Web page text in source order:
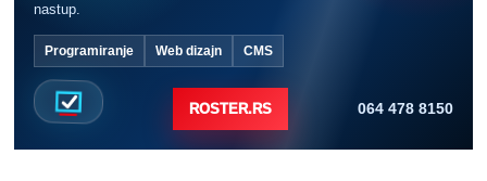
nastup.
Programiranje Web dizajn CMS
ROSTER.RS 064 478 8150